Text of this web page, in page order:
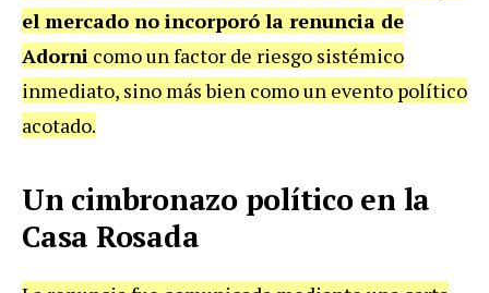
el mercado no incorporó la renuncia de
Adorni como un factor de riesgo sistémico
inmediato, sino más bien como un evento político
acotado.
Un cimbronazo político en la
Casa Rosada